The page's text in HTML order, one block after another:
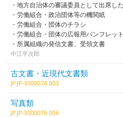
・地方自治体の審議委員として出席し
・労働組合・政治団体等の機関紙
・労働組合・団体のチラシ
・労働組合・団体の広報用パンフレット
・所属組織の発信文書、受領文書
中江平次郎
古文書・近現代文書類
JP JP-3000076 003
写真類
JP JP-3000076 006